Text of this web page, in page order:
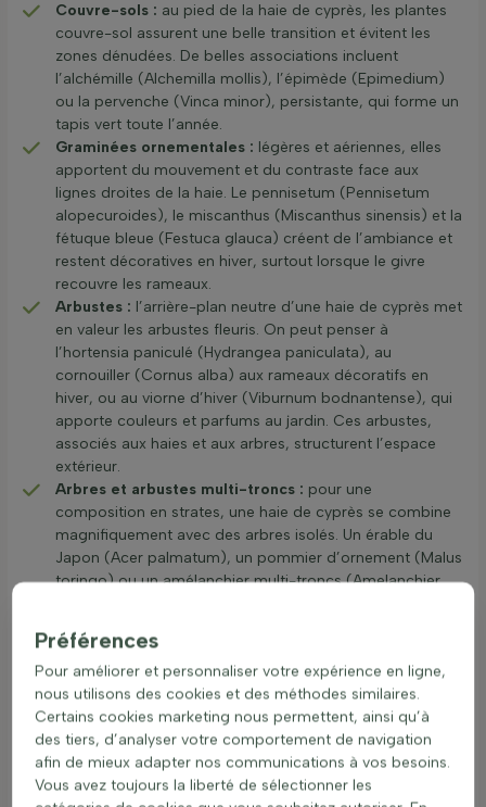
Couvre-sols : au pied de la haie de cyprès, les plantes
couvre-sol assurent une belle transition et évitent les
zones dénudées. De belles associations incluent
l’alchémille (Alchemilla mollis), l’épimède (Epimedium)
ou la pervenche (Vinca minor), persistante, qui forme un
tapis vert toute l’année.
Graminées ornementales : légères et aériennes, elles
apportent du mouvement et du contraste face aux
lignes droites de la haie. Le pennisetum (Pennisetum
alopecuroides), le miscanthus (Miscanthus sinensis) et la
fétuque bleue (Festuca glauca) créent de l’ambiance et
restent décoratives en hiver, surtout lorsque le givre
recouvre les rameaux.
Arbustes : l’arrière-plan neutre d’une haie de cyprès met
en valeur les arbustes fleuris. On peut penser à
l’hortensia paniculé (Hydrangea paniculata), au
cornouiller (Cornus alba) aux rameaux décoratifs en
hiver, ou au viorne d’hiver (Viburnum bodnantense), qui
apporte couleurs et parfums au jardin. Ces arbustes,
associés aux haies et aux arbres, structurent l’espace
extérieur.
Arbres et arbustes multi-troncs : pour une
composition en strates, une haie de cyprès se combine
magnifiquement avec des arbres isolés. Un érable du
Japon (Acer palmatum), un pommier d’ornement (Malus
toringo) ou un amélanchier multi-troncs (Amelanchier
Associations écologiques :
faune, les haies de cyprès peuvent être associées à des
arbustes mellifères ou à baies. Le pyracantha
(Pyracantha) et la mahonie (Mahonia aquifolium) offrent
nourriture et abri aux oiseaux et insectes, tout en
ajoutant de la couleur et de la structure au jardin. Un vrai
bénéfice partagé entre la nature et le jardinier.
Préférences
Pour améliorer et personnaliser votre expérience en ligne,
nous utilisons des cookies et des méthodes similaires.
Certains cookies marketing nous permettent, ainsi qu’à
des tiers, d’analyser votre comportement de navigation
afin de mieux adapter nos communications à vos besoins.
Vous avez toujours la liberté de sélectionner les